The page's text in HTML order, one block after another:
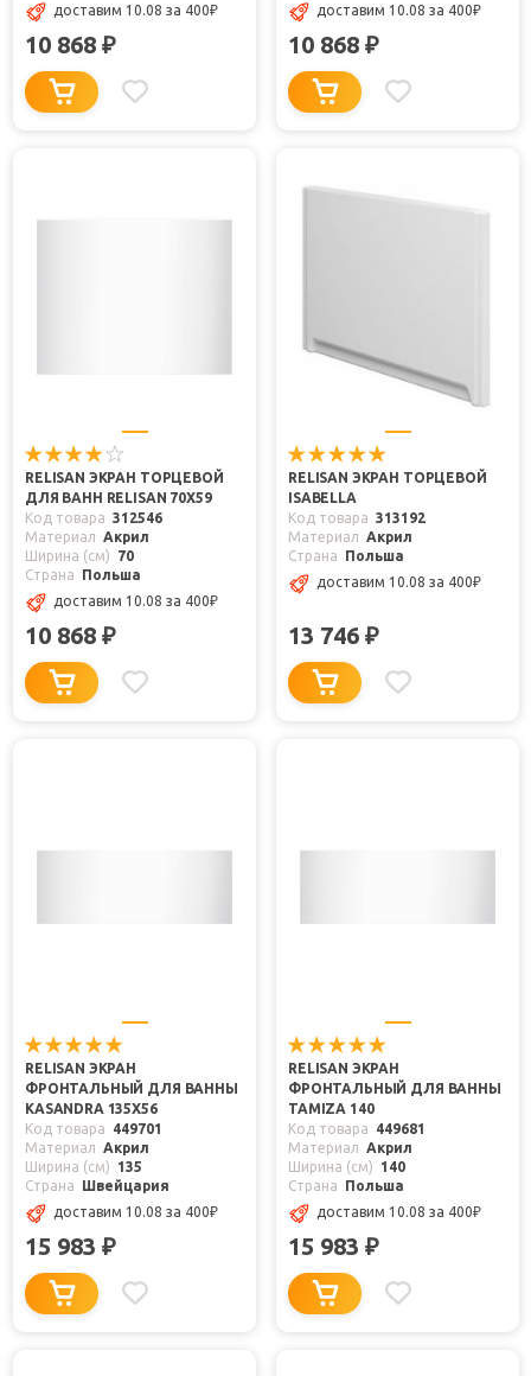
доставим 10.08 за 400₽
10 868 ₽
доставим 10.08 за 400₽
10 868 ₽
RELISAN ЭКРАН ТОРЦЕВОЙ
ДЛЯ ВАНН RELISAN 70X59
Код товара 312546
Материал
Акрил
Ширина (см)
70
Страна
Польша
доставим 10.08 за 400₽
10 868 ₽
RELISAN ЭКРАН ТОРЦЕВОЙ
ISABELLA
Код товара 313192
Материал
Акрил
Страна
Польша
доставим 10.08 за 400₽
13 746 ₽
RELISAN ЭКРАН
ФРОНТАЛЬНЫЙ ДЛЯ ВАННЫ
KASANDRA 135Х56
Код товара
449701
Материал
Акрил
Ширина (см)
135
Страна
Швейцария
доставим 10.08 за 400₽
15 983 ₽
RELISAN ЭКРАН
ФРОНТАЛЬНЫЙ ДЛЯ ВАННЫ
TAMIZA 140
Код товара
449681
Материал
Акрил
Ширина (см)
140
Страна
Польша
доставим 10.08 за 400₽
15 983 ₽